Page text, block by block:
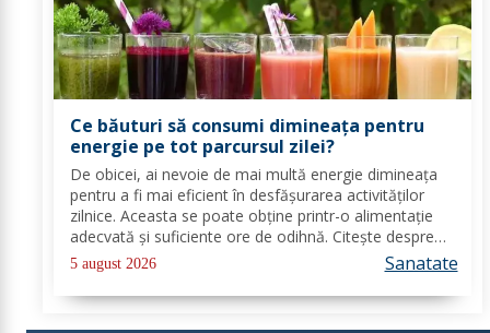
Ce băuturi să consumi dimineața pentru
energie pe tot parcursul zilei?
De obicei, ai nevoie de mai multă energie dimineața
pentru a fi mai eficient în desfășurarea activităților
zilnice. Aceasta se poate obține printr-o alimentație
adecvată și suficiente ore de odihnă. Citește despre
băuturile care pot oferi energie dimineața. În general,
oamenii aleg să bea cafea...
5 august 2026 Sanatate